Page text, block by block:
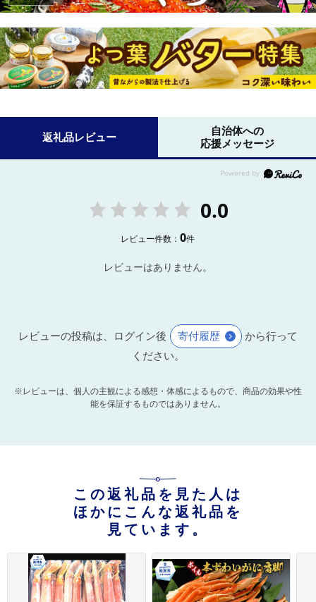
返礼品レビュー
自治体への
応援メッセージ
0.0
レビュー件数：0件
レビューはありません。
レビューの投稿は、ログイン後 寄付履歴
から行って
ください。
※レビューは、個人の主観による感想・体感によるもので、商品の効果や性
能を保証するものではありません。
この返礼品を見た人は
ほかにこんな返礼品を
見ています。